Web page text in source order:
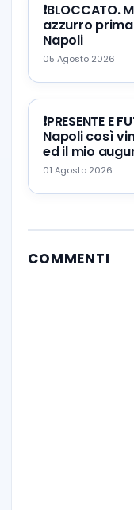
azzurro
Napoli
05 Agosto 2026
❗️PRESENTE
Napoli così
ed il mio
01 Agosto 2026
COMMENTI